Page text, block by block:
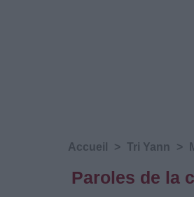
Accueil > Tri Yann >
Paroles de la